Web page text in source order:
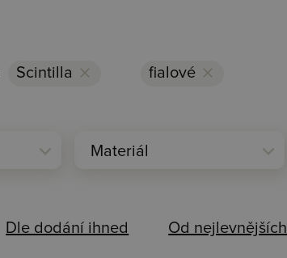
Scintilla clear fialové clear
expand_more expand_more
Materiál
Dle dodání ihned Od nejlevnějších